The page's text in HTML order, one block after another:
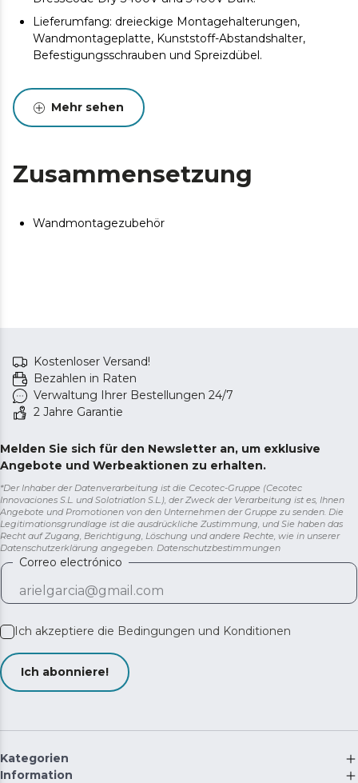
Lieferumfang: dreieckige Montagehalterungen,
Wandmontageplatte, Kunststoff-Abstandshalter,
Befestigungsschrauben und Spreizdübel.
Mehr sehen
Zusammensetzung
Wandmontagezubehör
Kostenloser Versand!
Bezahlen in Raten
Verwaltung Ihrer Bestellungen 24/7
2 Jahre Garantie
Melden Sie sich für den Newsletter an, um exklusive
Angebote und Werbeaktionen zu erhalten.
*Der Inhaber der Datenverarbeitung ist die Cecotec-Gruppe (Cecotec
Innovaciones S.L. und Solotriatlon S.L.), der Zweck der Verarbeitung ist es, Ihnen
Angebote und Promotionen von den Unternehmen der Gruppe zu senden. Die
Legitimationsgrundlage ist die ausdrückliche Zustimmung, und Sie haben das
Recht auf Zugang, Berichtigung, Löschung und andere Rechte, wie in unserer
Datenschutzerklärung angegeben. Datenschutzbestimmungen
Correo electrónico
Ich akzeptiere die Bedingungen und Konditionen
Ich abonniere!
Kategorien
Information